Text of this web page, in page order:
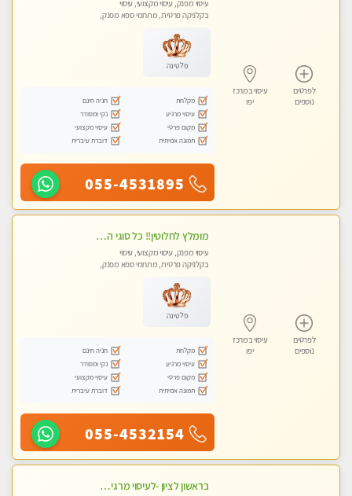
לפרטים
נוספים
עיסוי במרכז
יפו
עיסוי מפנק, עיסוי מקצועי, עיסוי
בקלניקה פרטית, מתחמי ספא מפנק,
פלטינה
מקלחת
חניה חינם
עיסוי מרגיע
נקי ומסודר
מקום פרטי
עיסוי מקצועי
תמונה אמיתית
דוברת עיברית
055-4531895
לפרטים
נוספים
עיסוי במרכז
יפו
מומלץ לחלוטין!! כל סוגי העיסויים מעסה מקצועית ואיכותית פרטי!!!
עיסוי מפנק, עיסוי מקצועי, עיסוי
בקלניקה פרטית, מתחמי ספא מפנק,
פלטינה
מקלחת
חניה חינם
עיסוי מרגיע
נקי ומסודר
מקום פרטי
עיסוי מקצועי
תמונה אמיתית
דוברת עיברית
055-4532154
בראשון לציון -לעיסוי מרגיע ומפנק VIP-מומלץ לחלוטין! פרטי! ​​​​​​ Highly recommended